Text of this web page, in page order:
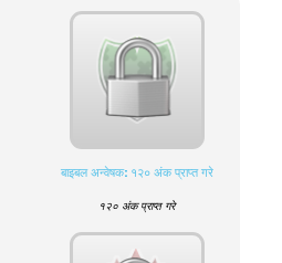
बाइबल अन्वेषक: १२० अंक प्राप्त गरे
१२० अंक प्राप्त गरे